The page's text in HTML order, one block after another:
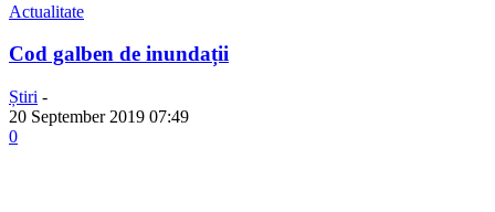
Actualitate
Cod galben de inundații
Știri -
20 September 2019 07:49
0